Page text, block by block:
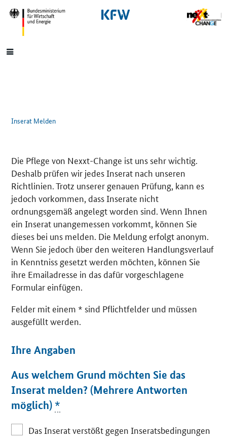
SrOnlyNavigation
Hauptmenü
Inserat Melden
Die Pflege von Nexxt-Change ist uns sehr wichtig.
Deshalb prüfen wir jedes Inserat nach unseren
Richtlinien. Trotz unserer genauen Prüfung, kann es
jedoch vorkommen, dass Inserate nicht
ordnungsgemäß angelegt worden sind. Wenn Ihnen
ein Inserat unangemessen vorkommt, können Sie
dieses bei uns melden. Die Meldung erfolgt anonym.
Wenn Sie jedoch über den weiteren Handlungsverlauf
in Kenntniss gesetzt werden möchten, können Sie
ihre Emailadresse in das dafür vorgeschlagene
Formular einfügen.
Felder mit einem * sind Pflichtfelder und müssen
ausgefüllt werden.
Ihre Angaben
Aus welchem Grund möchten Sie das
Inserat melden? (Mehrere Antworten
möglich) *
Das Inserat verstößt gegen Inseratsbedingungen